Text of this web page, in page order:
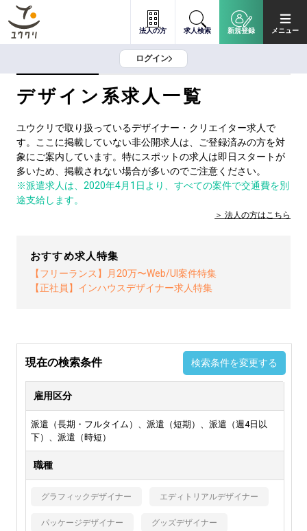
法人の方 求人検索 新規登録 メニュー
ログイン
デザイン系求人一覧
ユウクリで取り扱っているデザイナー・クリエイター求人で
す。ここに掲載していない非公開求人は、ご登録済みの方を対
象にご案内しています。特にスポットの求人は即日スタートが
多いため、掲載されない場合が多いのでご注意ください。
※派遣求人は、2020年4月1日より、すべての案件で交通費を別
途支給します。
法人の方はこちら
おすすめ求人特集
【フリーランス】月20万〜Web/UI案件特集
【正社員】インハウスデザイナー求人特集
現在の検索条件 検索条件を変更する
雇用区分
派遣（長期・フルタイム）、派遣（短期）、派遣（週4日以
下）、派遣（時短）
職種
グラフィックデザイナー エディトリアルデザイナー
パッケージデザイナー グッズデザイナー